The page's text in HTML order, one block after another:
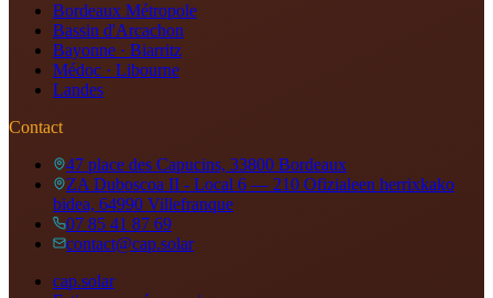
Bordeaux Métropole
Bassin d'Arcachon
Bayonne · Biarritz
Médoc · Libourne
Landes
Contact
47 place des Capucins, 33800 Bordeaux
ZA Duboscoa II - Local 6 — 210 Ofizialeen herrixkako
bidea, 64990 Villefranque
07 85 41 87 69
contact@cap.solar
cap.solar